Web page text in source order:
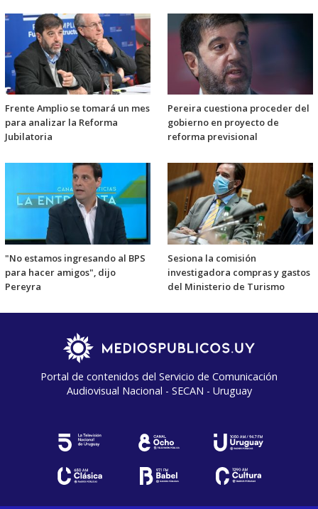
Frente Amplio se tomará un mes
para analizar la Reforma
Jubilatoria
Pereira cuestiona proceder del
gobierno en proyecto de
reforma previsional
"No estamos ingresando al BPS
para hacer amigos", dijo
Pereyra
Sesiona la comisión
investigadora compras y gastos
del Ministerio de Turismo
Portal de contenidos del Servicio de Comunicación
Audiovisual Nacional - SECAN - Uruguay